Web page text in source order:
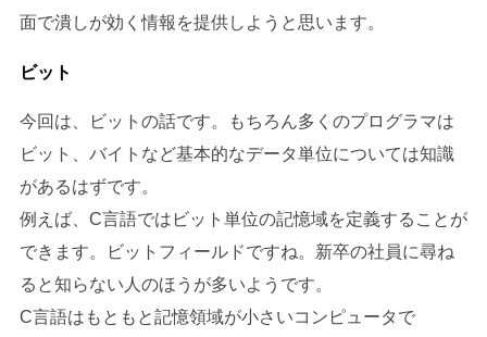
面で潰しが効く情報を提供しようと思います。
ビット
今回は、ビットの話です。もちろん多くのプログラマは
ビット、バイトなど基本的なデータ単位については知識
があるはずです。
例えば、C言語ではビット単位の記憶域を定義することが
できます。ビットフィールドですね。新卒の社員に尋ね
ると知らない人のほうが多いようです。
C言語はもともと記憶領域が小さいコンピュータで